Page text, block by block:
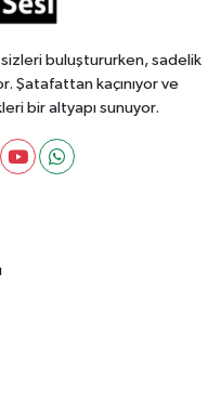
buluştururken, sadelik
Şatafattan kaçınıyor ve
bir altyapı sunuyor.